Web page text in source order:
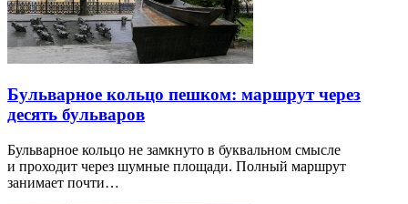
Бульварное кольцо пешком: маршрут через
десять бульваров
Бульварное кольцо не замкнуто в буквальном смысле
и проходит через шумные площади. Полный маршрут
занимает почти…